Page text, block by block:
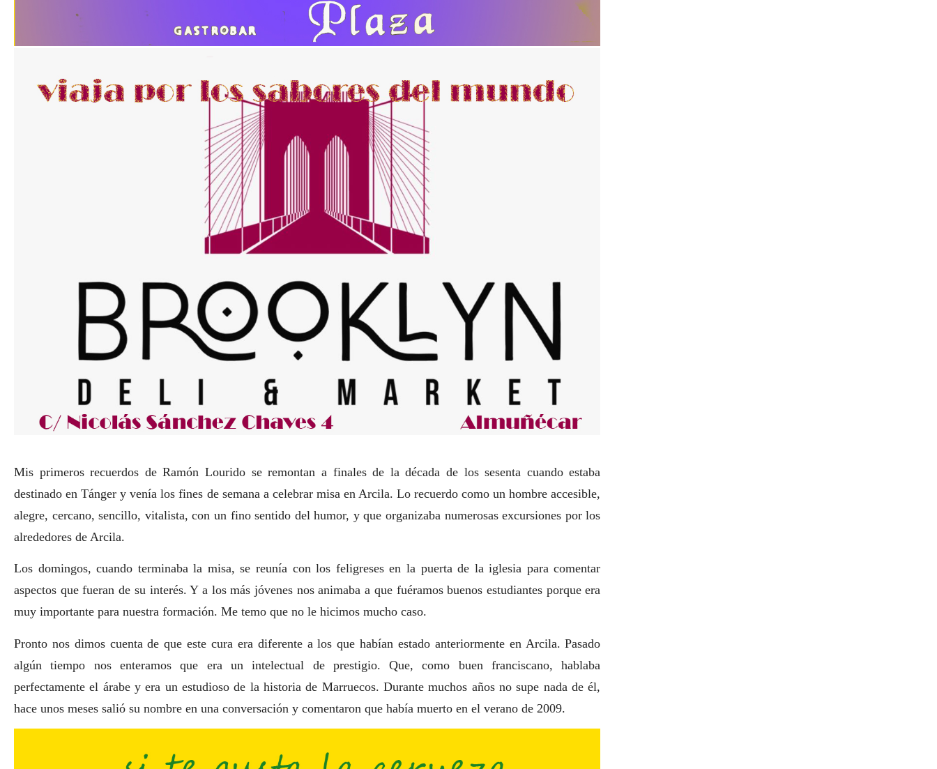
Mis primeros recuerdos de Ramón Lourido se remontan a finales de la década de los sesenta cuando estaba
destinado en Tánger y venía los fines de semana a celebrar misa en Arcila. Lo recuerdo como un hombre accesible,
alegre, cercano, sencillo, vitalista, con un fino sentido del humor, y que organizaba numerosas excursiones por los
alrededores de Arcila.
Los domingos, cuando terminaba la misa, se reunía con los feligreses en la puerta de la iglesia para comentar
aspectos que fueran de su interés. Y a los más jóvenes nos animaba a que fuéramos buenos estudiantes porque era
muy importante para nuestra formación. Me temo que no le hicimos mucho caso.
Pronto nos dimos cuenta de que este cura era diferente a los que habían estado anteriormente en Arcila. Pasado
algún tiempo nos enteramos que era un intelectual de prestigio. Que, como buen franciscano, hablaba
perfectamente el árabe y era un estudioso de la historia de Marruecos. Durante muchos años no supe nada de él,
hace unos meses salió su nombre en una conversación y comentaron que había muerto en el verano de 2009.